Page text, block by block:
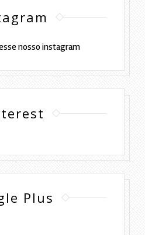
nosso instagram
Plus